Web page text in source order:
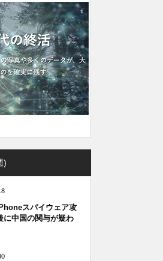
)
スパイウェア攻
に中国の関与が疑わ